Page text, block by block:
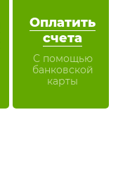
Оплатить
счета
С помощью
банковской
карты